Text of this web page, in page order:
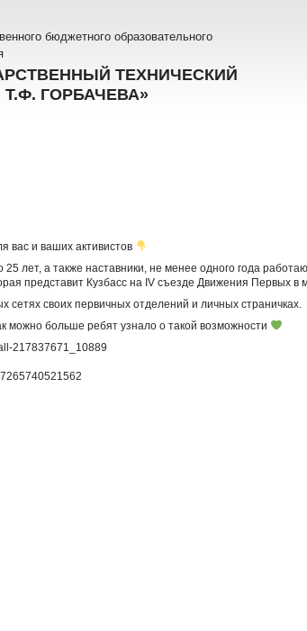
бюджетного образовательного
ТЕХНИЧЕСКИЙ
ГОРБАЧЕВА»
вас и ваших активистов
25 лет, а также наставники, не менее одного года
представит Кузбасс на IV съезде Движения Первых в
сетях своих первичных отделений и личных страничках.
можно больше ребят узнало о такой возможности
217837671_10889